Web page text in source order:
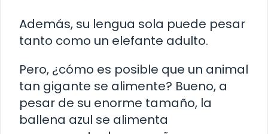
Además, su lengua sola puede pesar
tanto como un elefante adulto.
Pero, ¿cómo es posible que un animal
tan gigante se alimente? Bueno, a
pesar de su enorme tamaño, la
ballena azul se alimenta